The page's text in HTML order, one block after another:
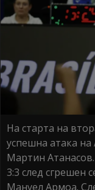
На старта на
успешна атака на
Мартин
3:3 след сгрешен
Мануел Армоа.